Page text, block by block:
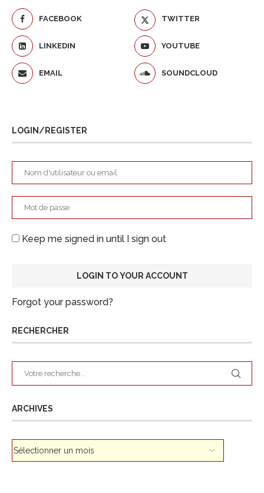
FACEBOOK TWITTER
LINKEDIN YOUTUBE
EMAIL SOUNDCLOUD
LOGIN/REGISTER
Keep me signed in until I sign out
Forgot your password?
RECHERCHER
ARCHIVES